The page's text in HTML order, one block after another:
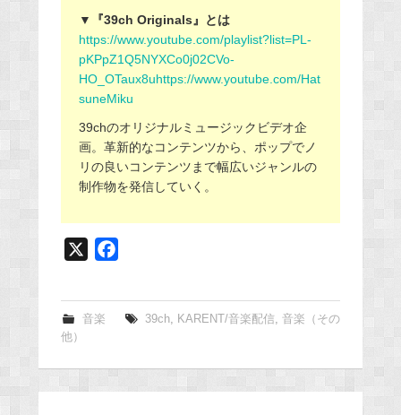
▼『39ch Originals』とは
https://www.youtube.com/playlist?list=PL-
pKPpZ1Q5NYXCo0j02CVo-
HO_OTaux8uhttps://www.youtube.com/Hat
suneMiku
39chのオリジナルミュージックビデオ企
画。革新的なコンテンツから、ポップでノ
リの良いコンテンツまで幅広いジャンルの
制作物を発信していく。
e
o
o
音楽 39ch, KARENT/音楽配信, 音楽（その
他）